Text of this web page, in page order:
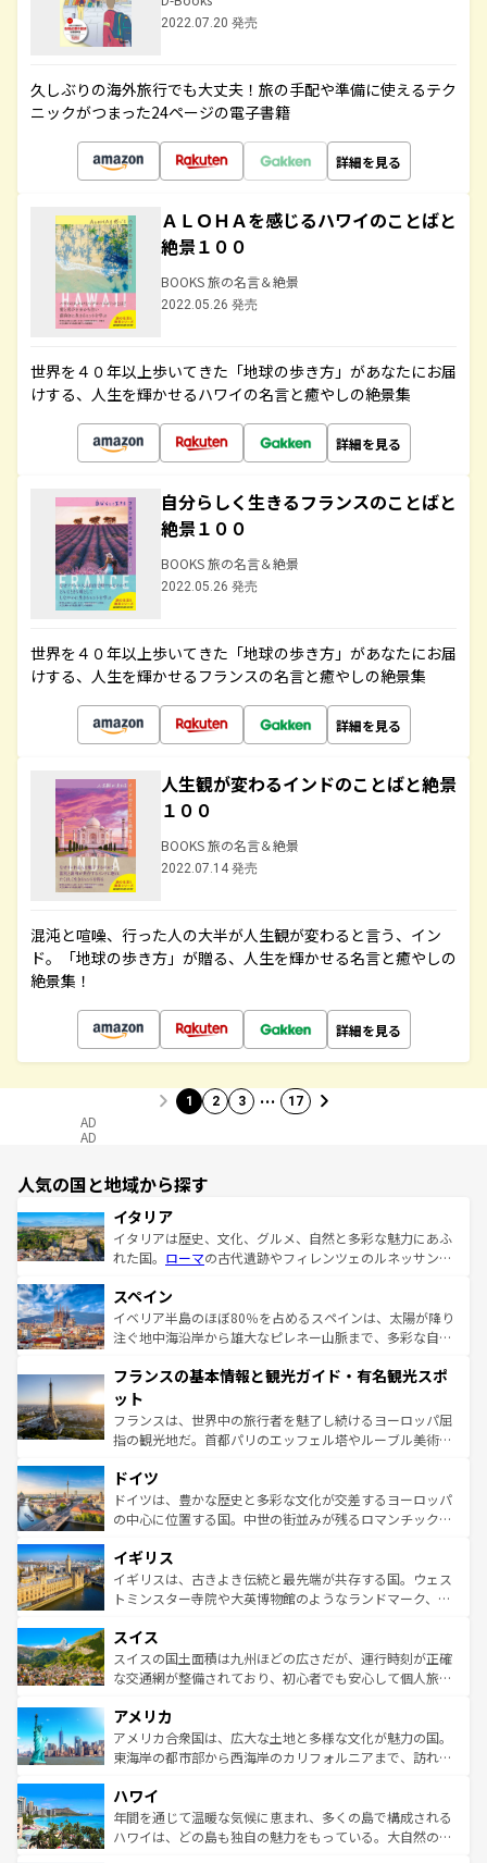
2022.07.20 発売
久しぶりの海外旅行でも大丈夫！旅の手配や準備に使えるテク
ニックがつまった24ページの電子書籍
詳細を見る
ＡＬＯＨＡを感じるハワイのことばと
絶景１００
BOOKS 旅の名言＆絶景
2022.05.26 発売
世界を４０年以上歩いてきた「地球の歩き方」があなたにお届
けする、人生を輝かせるハワイの名言と癒やしの絶景集
詳細を見る
自分らしく生きるフランスのことばと
絶景１００
BOOKS 旅の名言＆絶景
2022.05.26 発売
世界を４０年以上歩いてきた「地球の歩き方」があなたにお届
けする、人生を輝かせるフランスの名言と癒やしの絶景集
詳細を見る
人生観が変わるインドのことばと絶景
１００
BOOKS 旅の名言＆絶景
2022.07.14 発売
混沌と喧噪、行った人の大半が人生観が変わると言う、イン
ド。「地球の歩き方」が贈る、人生を輝かせる名言と癒やしの
絶景集！
詳細を見る
1 2 3 … 17
AD
AD
人気の国と地域から探す
イタリア
イタリアは歴史、文化、グルメ、自然と多彩な魅力にあふ
れた国。 ローマの古代遺跡やフィレンツェのルネッサンス
ろん、トスカーナの美しい田園風景やアマルフィ海岸の絶
景など、自然景観も見逃せない。観光の合間には、本場の
ピザやパスタなど、絶品のイタリア料理を堪能することも
ませてくれるイタリアで、忘れられない旅をしてみよう！
なお、新着のイタリア情報は
しい。
スペイン
イベリア半島のほぼ80％を占めるスペインは、太陽が降り
注ぐ地中海沿岸から雄大なピレネー山脈まで、多彩な自然
文化が根付くこの国では、情熱的なフラメンコ、熱気あふ
れる闘牛、そして美味しいタパスが生活の一部となってい
る。首都マドリードの洗練された雰囲気や、バルセロナの
アートに溢れた街角から、地方では古代ローマ遺跡や中世
せる。地方によって風土や気候が異なるスペインはその個
性で訪れる人を魅了する。 なお、新着のスペイン情報は コ
ンテンツ一覧を参照してほしい。
フランスの基本情報と観光ガイド・有名観光スポ
ット
フランスは、世界中の旅行者を魅了し続けるヨーロッパ屈
指の観光地だ。首都パリのエッフェル塔やルーブル美術館
で、幅広い魅力が詰まっている。華麗な宮殿、歴史的な大
聖堂、美しいビーチ、そして豊かな自然が、訪れる者を心
から魅了する。また、フランスは美食の国としても知ら
いる。シャンパンの発祥地であるランス、プロヴァンスの
香り高いラベンダー畑など、多彩な楽しみ方が可能だ。さ
らに、パリ以外の地域にも魅力が溢れており、どの街角に
れる地方に足を運ぶとそれぞれで全く異なる文化を体験で
きるだろう。 なお、新着のフランス情報はコンテンツ一覧
を参照してほしい。
ドイツ
ドイツは、豊かな歴史と多彩な文化が交差するヨーロッパ
の中心に位置する国。中世の街並みが残るロマンチック街
顔を持つこの国は、どこを歩いても飽きることがない。ベ
ルリンの文化的活気、バイエルン州のアルプスの絶景、そ
してライン川沿いのワイン畑といった風景は必見。ビール
は、お酒好きな人にはぜひ体験してほしい。 なお、新着の
ドイツ情報はコンテンツ一覧を参照してほしい。
イギリス
イギリスは、古きよき伝統と最先端が共存する国。ウェス
トミンスター寺院や大英博物館のようなランドマーク、歴
リアごとに異なる魅力がある。また、優雅なアフタヌーン
ティー、ビール好きにはたまらない英国パブ、サッカー観
戦など、本場だからこそできる体験も豊富。イギリスを旅
ンツ一覧を参照してほしい。
スイス
スイスの国土面積は九州ほどの広さだが、運行時刻が正確
な交通網が整備されており、初心者でも安心して個人旅行
の建物がそのまま残る町や、スイスならではのユニークな
博物館もあり、アルプス観光だけでなく町歩きも満喫する
ことができる。国民の所得が高いため物価も高いが、旅行
ば市内交通費無料で観光を楽しむこともできる。 なお、新
着のスイス情報はコンテンツ一覧 を参照してほしい。
アメリカ
アメリカ合衆国は、広大な土地と多様な文化が魅力の国。
東海岸の都市部から西海岸のカリフォルニアまで、訪れる
のような巨大都市は、観光、ショッピング、エンターテイ
ンメントが詰まった刺激的なスポットだ。一方、アメリカ
西部には大自然が広がり、グランドキャニオンやイエロー
ハワイ
年間を通じて温暖な気候に恵まれ、多くの島で構成される
ハワイは、どの島も独自の魅力をもっている。大自然の神